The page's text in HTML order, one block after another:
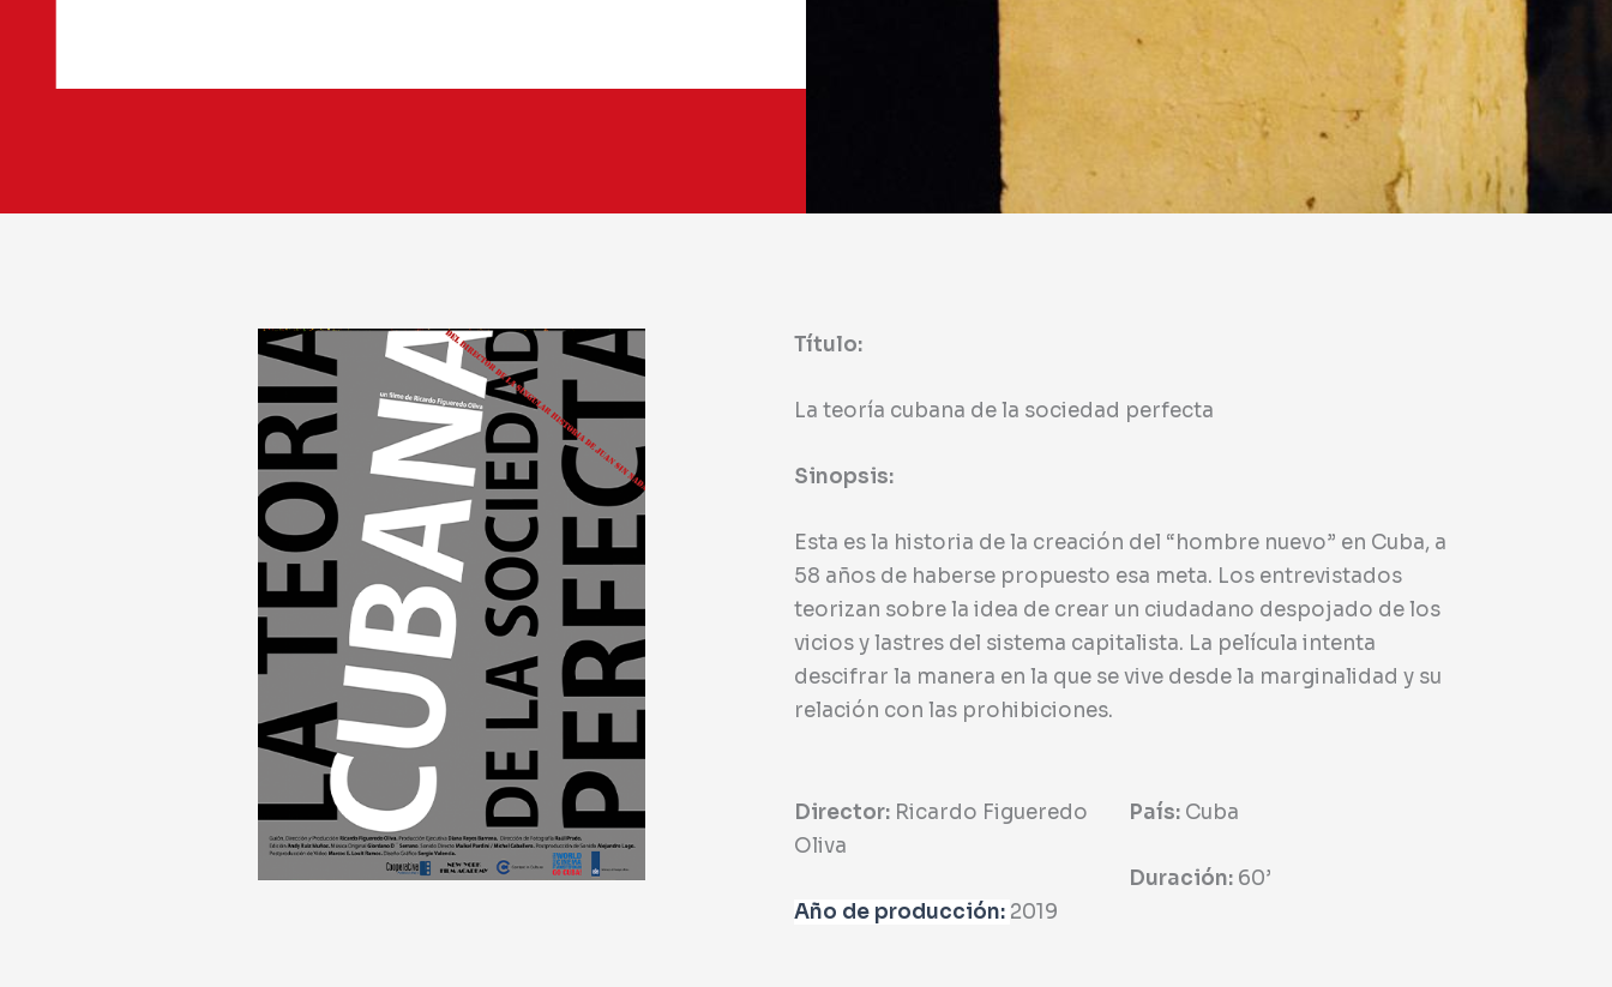
Título:
La teoría cubana de la sociedad perfecta
Sinopsis:
Esta es la historia de la creación del “hombre nuevo” en Cuba, a
58 años de haberse propuesto esa meta. Los entrevistados
teorizan sobre la idea de crear un ciudadano despojado de los
vicios y lastres del sistema capitalista. La película intenta
descifrar la manera en la que se vive desde la marginalidad y su
relación con las prohibiciones.
Director: Ricardo Figueredo
Oliva
Año de producción: 2019
País: Cuba
Duración: 60’